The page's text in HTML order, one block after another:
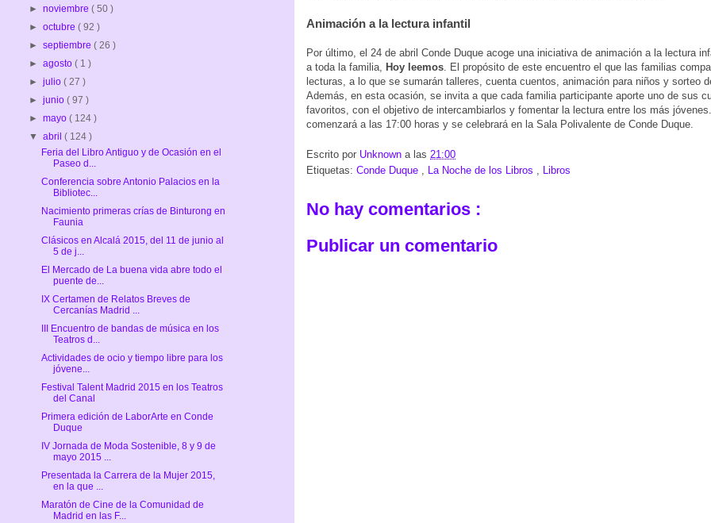
Animación a la lectura infantil
Por último, el 24 de abril Conde Duque acoge una iniciativa de animación a la lectura
a toda la familia,
Hoy leemos . El propósito de este encuentro el que las familias
lecturas, a lo que se sumarán talleres, cuenta cuentos, animación para niños y sorteo
Además, en esta ocasión, se invita a que cada familia participante aporte uno de sus
favoritos, con el objetivo de intercambiarlos y fomentar la lectura entre los más
comenzará a las 17:00 horas y se celebrará en la Sala Polivalente de Conde Duque.
Escrito por Unknown a las 21:00
Etiquetas: Conde Duque , La Noche de los Libros , Libros
No hay comentarios :
Publicar un comentario
►noviembre( 50 )
►octubre( 92 )
►septiembre( 26 )
►agosto( 1 )
►julio( 27 )
►junio( 97 )
►mayo( 124 )
▼abril( 124 )
Feria del Libro Antiguo y de Ocasión en el
Paseo d...
Conferencia sobre Antonio Palacios en la
Bibliotec...
Nacimiento primeras crías de Binturong en
Faunia
Clásicos en Alcalá 2015, del 11 de junio al
5 de j...
El Mercado de La buena vida abre todo el
puente de...
IX Certamen de Relatos Breves de
Cercanías Madrid ...
III Encuentro de bandas de música en los
Teatros d...
Actividades de ocio y tiempo libre para los
jóvene...
Festival Talent Madrid 2015 en los Teatros
del Canal
Primera edición de LaborArte en Conde
Duque
IV Jornada de Moda Sostenible, 8 y 9 de
mayo 2015 ...
Presentada la Carrera de la Mujer 2015,
en la que ...
Maratón de Cine de la Comunidad de
Madrid en las F...